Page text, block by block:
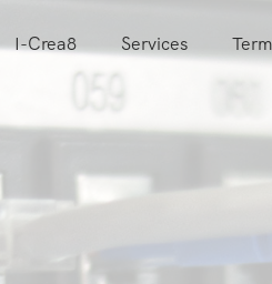
I-Crea8 Services